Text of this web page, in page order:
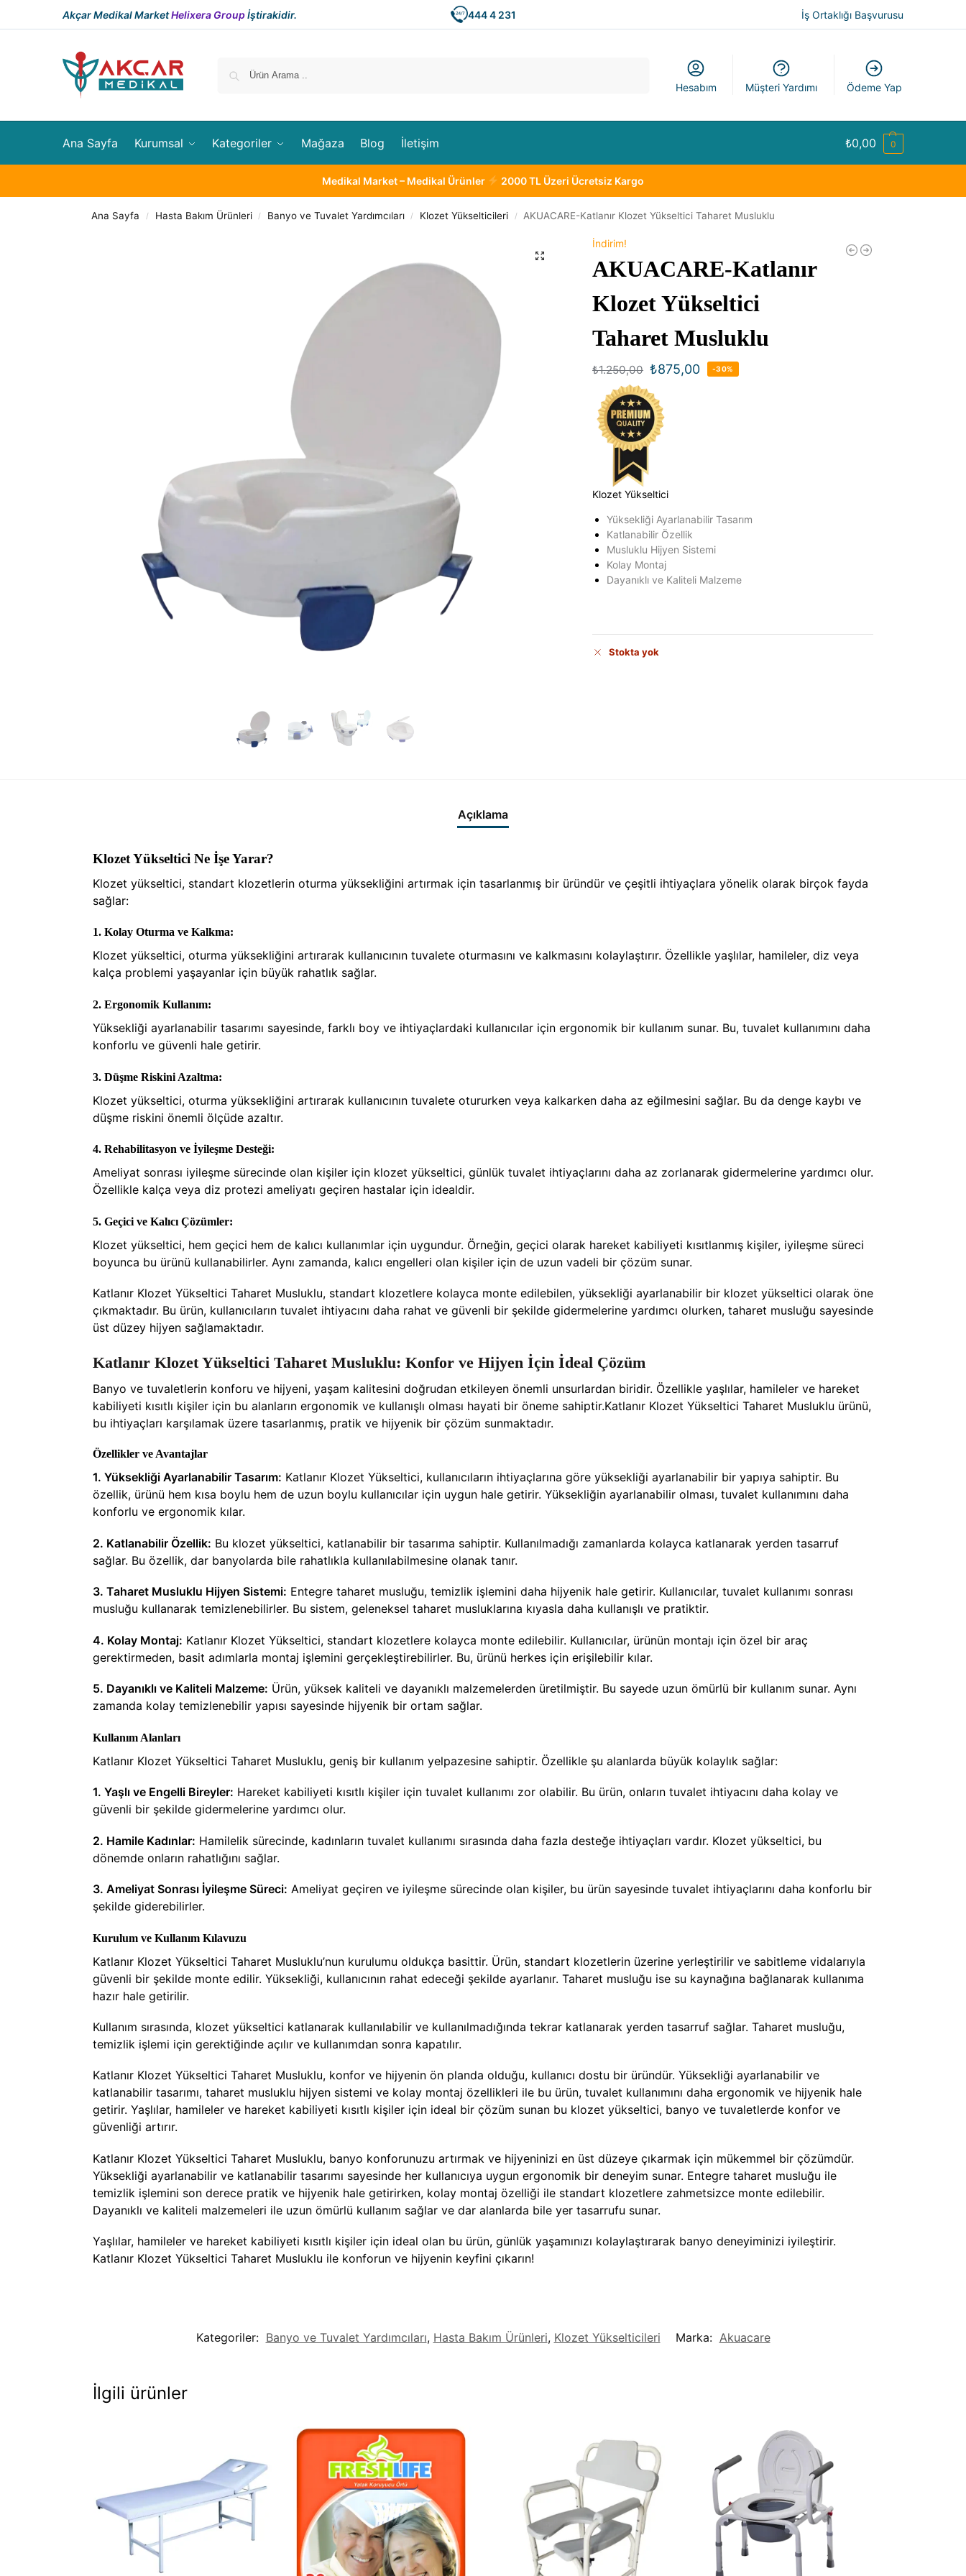
Akçar Medikal MarketHelixera Groupİştirakidir. 444 4 231 İş Ortaklığı Başvurusu
Hesabım Müşteri Yardımı Ödeme Yap
Ana Sayfa Kurumsal Kategoriler Mağaza Blog İletişim ₺0,00 0
Medikal Market – Medikal Ürünler 2000 TL Üzeri Ücretsiz Kargo
Ana Sayfa / Hasta Bakım Ürünleri / Banyo ve Tuvalet Yardımcıları / Klozet Yükselticileri / AKUACARE-Katlanır Klozet Yükseltici Taharet Musluklu
İndirim!
AKUACARE-Katlanır
Klozet Yükseltici
Taharet Musluklu
₺1.250,00 ₺875,00 -30%
Klozet Yükseltici
Yüksekliği Ayarlanabilir Tasarım
Katlanabilir Özellik
Musluklu Hijyen Sistemi
Kolay Montaj
Dayanıklı ve Kaliteli Malzeme
Stokta yok
Açıklama
Klozet Yükseltici Ne İşe Yarar?
Klozet yükseltici, standart klozetlerin oturma yüksekliğini artırmak için tasarlanmış bir üründür ve çeşitli ihtiyaçlara yönelik olarak birçok fayda
sağlar:
1. Kolay Oturma ve Kalkma:
Klozet yükseltici, oturma yüksekliğini artırarak kullanıcının tuvalete oturmasını ve kalkmasını kolaylaştırır. Özellikle yaşlılar, hamileler, diz veya
kalça problemi yaşayanlar için büyük rahatlık sağlar.
2. Ergonomik Kullanım:
Yüksekliği ayarlanabilir tasarımı sayesinde, farklı boy ve ihtiyaçlardaki kullanıcılar için ergonomik bir kullanım sunar. Bu, tuvalet kullanımını daha
konforlu ve güvenli hale getirir.
3. Düşme Riskini Azaltma:
Klozet yükseltici, oturma yüksekliğini artırarak kullanıcının tuvalete otururken veya kalkarken daha az eğilmesini sağlar. Bu da denge kaybı ve
düşme riskini önemli ölçüde azaltır.
4. Rehabilitasyon ve İyileşme Desteği:
Ameliyat sonrası iyileşme sürecinde olan kişiler için klozet yükseltici, günlük tuvalet ihtiyaçlarını daha az zorlanarak gidermelerine yardımcı olur.
Özellikle kalça veya diz protezi ameliyatı geçiren hastalar için idealdir.
5. Geçici ve Kalıcı Çözümler:
Klozet yükseltici, hem geçici hem de kalıcı kullanımlar için uygundur. Örneğin, geçici olarak hareket kabiliyeti kısıtlanmış kişiler, iyileşme süreci
boyunca bu ürünü kullanabilirler. Aynı zamanda, kalıcı engelleri olan kişiler için de uzun vadeli bir çözüm sunar.
Katlanır Klozet Yükseltici Taharet Musluklu, standart klozetlere kolayca monte edilebilen, yüksekliği ayarlanabilir bir klozet yükseltici olarak öne
çıkmaktadır. Bu ürün, kullanıcıların tuvalet ihtiyacını daha rahat ve güvenli bir şekilde gidermelerine yardımcı olurken, taharet musluğu sayesinde
üst düzey hijyen sağlamaktadır.
Katlanır Klozet Yükseltici Taharet Musluklu: Konfor ve Hijyen İçin İdeal Çözüm
Banyo ve tuvaletlerin konforu ve hijyeni, yaşam kalitesini doğrudan etkileyen önemli unsurlardan biridir. Özellikle yaşlılar, hamileler ve hareket
kabiliyeti kısıtlı kişiler için bu alanların ergonomik ve kullanışlı olması hayati bir öneme sahiptir.Katlanır Klozet Yükseltici Taharet Musluklu ürünü,
bu ihtiyaçları karşılamak üzere tasarlanmış, pratik ve hijyenik bir çözüm sunmaktadır.
Özellikler ve Avantajlar
1. Yüksekliği Ayarlanabilir Tasarım: Katlanır Klozet Yükseltici, kullanıcıların ihtiyaçlarına göre yüksekliği ayarlanabilir bir yapıya sahiptir. Bu
özellik, ürünü hem kısa boylu hem de uzun boylu kullanıcılar için uygun hale getirir. Yüksekliğin ayarlanabilir olması, tuvalet kullanımını daha
konforlu ve ergonomik kılar.
2. Katlanabilir Özellik: Bu klozet yükseltici, katlanabilir bir tasarıma sahiptir. Kullanılmadığı zamanlarda kolayca katlanarak yerden tasarruf
sağlar. Bu özellik, dar banyolarda bile rahatlıkla kullanılabilmesine olanak tanır.
3. Taharet Musluklu Hijyen Sistemi: Entegre taharet musluğu, temizlik işlemini daha hijyenik hale getirir. Kullanıcılar, tuvalet kullanımı sonrası
musluğu kullanarak temizlenebilirler. Bu sistem, geleneksel taharet musluklarına kıyasla daha kullanışlı ve pratiktir.
4. Kolay Montaj: Katlanır Klozet Yükseltici, standart klozetlere kolayca monte edilebilir. Kullanıcılar, ürünün montajı için özel bir araç
gerektirmeden, basit adımlarla montaj işlemini gerçekleştirebilirler. Bu, ürünü herkes için erişilebilir kılar.
5. Dayanıklı ve Kaliteli Malzeme: Ürün, yüksek kaliteli ve dayanıklı malzemelerden üretilmiştir. Bu sayede uzun ömürlü bir kullanım sunar. Aynı
zamanda kolay temizlenebilir yapısı sayesinde hijyenik bir ortam sağlar.
Kullanım Alanları
Katlanır Klozet Yükseltici Taharet Musluklu, geniş bir kullanım yelpazesine sahiptir. Özellikle şu alanlarda büyük kolaylık sağlar:
1. Yaşlı ve Engelli Bireyler: Hareket kabiliyeti kısıtlı kişiler için tuvalet kullanımı zor olabilir. Bu ürün, onların tuvalet ihtiyacını daha kolay ve
güvenli bir şekilde gidermelerine yardımcı olur.
2. Hamile Kadınlar: Hamilelik sürecinde, kadınların tuvalet kullanımı sırasında daha fazla desteğe ihtiyaçları vardır. Klozet yükseltici, bu
dönemde onların rahatlığını sağlar.
3. Ameliyat Sonrası İyileşme Süreci: Ameliyat geçiren ve iyileşme sürecinde olan kişiler, bu ürün sayesinde tuvalet ihtiyaçlarını daha konforlu bir
şekilde giderebilirler.
Kurulum ve Kullanım Kılavuzu
Katlanır Klozet Yükseltici Taharet Musluklu’nun kurulumu oldukça basittir. Ürün, standart klozetlerin üzerine yerleştirilir ve sabitleme vidalarıyla
güvenli bir şekilde monte edilir. Yüksekliği, kullanıcının rahat edeceği şekilde ayarlanır. Taharet musluğu ise su kaynağına bağlanarak kullanıma
hazır hale getirilir.
Kullanım sırasında, klozet yükseltici katlanarak kullanılabilir ve kullanılmadığında tekrar katlanarak yerden tasarruf sağlar. Taharet musluğu,
temizlik işlemi için gerektiğinde açılır ve kullanımdan sonra kapatılır.
Katlanır Klozet Yükseltici Taharet Musluklu, konfor ve hijyenin ön planda olduğu, kullanıcı dostu bir üründür. Yüksekliği ayarlanabilir ve
katlanabilir tasarımı, taharet musluklu hijyen sistemi ve kolay montaj özellikleri ile bu ürün, tuvalet kullanımını daha ergonomik ve hijyenik hale
getirir. Yaşlılar, hamileler ve hareket kabiliyeti kısıtlı kişiler için ideal bir çözüm sunan bu klozet yükseltici, banyo ve tuvaletlerde konfor ve
güvenliği artırır.
Katlanır Klozet Yükseltici Taharet Musluklu, banyo konforunuzu artırmak ve hijyeninizi en üst düzeye çıkarmak için mükemmel bir çözümdür.
Yüksekliği ayarlanabilir ve katlanabilir tasarımı sayesinde her kullanıcıya uygun ergonomik bir deneyim sunar. Entegre taharet musluğu ile
temizlik işlemini son derece pratik ve hijyenik hale getirirken, kolay montaj özelliği ile standart klozetlere zahmetsizce monte edilebilir.
Dayanıklı ve kaliteli malzemeleri ile uzun ömürlü kullanım sağlar ve dar alanlarda bile yer tasarrufu sunar.
Yaşlılar, hamileler ve hareket kabiliyeti kısıtlı kişiler için ideal olan bu ürün, günlük yaşamınızı kolaylaştırarak banyo deneyiminizi iyileştirir.
Katlanır Klozet Yükseltici Taharet Musluklu ile konforun ve hijyenin keyfini çıkarın!
Kategoriler: Banyo ve Tuvalet Yardımcıları, Hasta Bakım Ürünleri, Klozet Yükselticileri Marka: Akuacare
İlgili ürünler